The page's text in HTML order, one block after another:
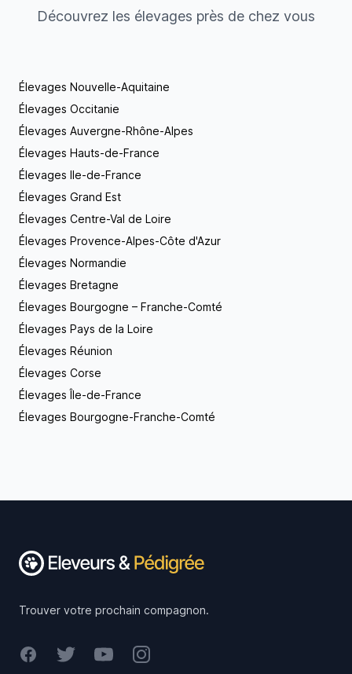
Découvrez les élevages près de chez vous
Élevages Nouvelle-Aquitaine
Élevages Occitanie
Élevages Auvergne-Rhône-Alpes
Élevages Hauts-de-France
Élevages Ile-de-France
Élevages Grand Est
Élevages Centre-Val de Loire
Élevages Provence-Alpes-Côte d'Azur
Élevages Normandie
Élevages Bretagne
Élevages Bourgogne – Franche-Comté
Élevages Pays de la Loire
Élevages Réunion
Élevages Corse
Élevages Île-de-France
Élevages Bourgogne-Franche-Comté
Trouver votre prochain compagnon.
FacebookTwitterYoutubeInstagram